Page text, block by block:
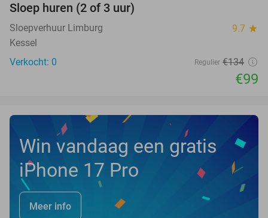
NEW
TODAY
Sloep huren (2 of 3 uur)
Sloepverhuur Limburg 9.7 star
Kessel
Verkocht: 0
Regulier €134
€99
Win vandaag een gratis
iPhone 17 Pro
Meer info